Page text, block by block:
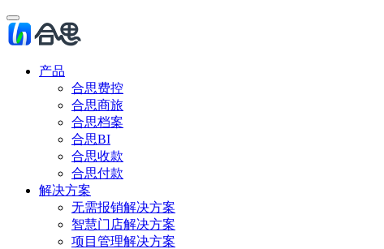
产品
合思费控
合思商旅
合思档案
合思BI
合思收款
合思付款
解决方案
无需报销解决方案
智慧门店解决方案
项目管理解决方案